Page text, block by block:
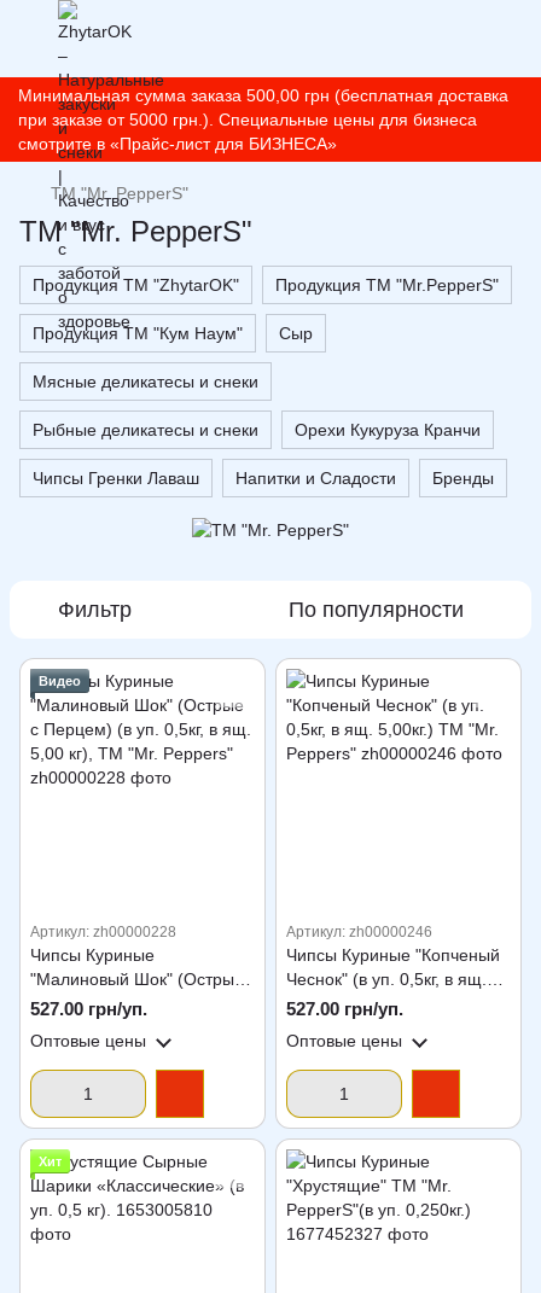
Минимальная сумма заказа 500,00 грн (бесплатная доставка
при заказе от 5000 грн.). Специальные цены для бизнеса
смотрите в «Прайс-лист для БИЗНЕСА»
ТМ "Mr. PepperS"
ТМ "Mr. PepperS"
Продукция ТМ "ZhytarOK" Продукция ТМ "Mr.PepperS"
Продукция ТМ "Кум Наум" Сыр
Мясные деликатесы и снеки
Рыбные деликатесы и снеки Орехи Кукуруза Кранчи
Чипсы Гренки Лаваш Напитки и Сладости Бренды
Фильтр По популярности
Видео
Артикул: zh00000228
Чипсы Куриные
"Малиновый Шок" (Острые
с Перцем) (в уп. 0,5кг, в ящ.
527.00 грн/уп.
Оптовые цены
Артикул: zh00000246
Чипсы Куриные "Копченый
Чеснок" (в уп. 0,5кг, в ящ.
5,00кг.) ТМ "Mr. Peppers"
527.00 грн/уп.
Оптовые цены
Хит